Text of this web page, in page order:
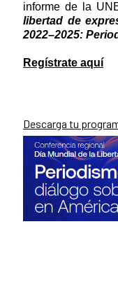
informe de la
libertad de
2022–2025:
Regístrate aquí
Descarga tu